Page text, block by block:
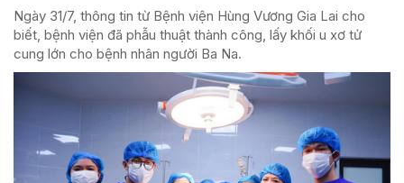
Ngày 31/7, thông tin từ Bệnh viện Hùng Vương Gia Lai cho
biết, bệnh viện đã phẫu thuật thành công, lấy khối u xơ tử
cung lớn cho bệnh nhân người Ba Na.